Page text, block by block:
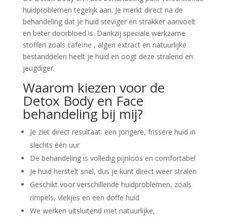
huidproblemen tegelijk aan. Je merkt direct na de
behandeling dat je huid steviger en strakker aanvoelt
en beter doorbloed is. Dankzij speciale werkzame
stoffen zoals cafeïne , algen extract en natuurlijke
bestanddelen heelt je huid en oogt deze stralend en
jeugdiger.
Waarom kiezen voor de
Detox Body en Face
behandeling bij mij?
Je ziet direct resultaat: een jongere, frissere huid in
slechts één uur
De behandeling is volledig pijnloos en comfortabel
Je huid herstelt snel, dus je kunt direct weer stralen
Geschikt voor verschillende huidproblemen, zoals
rimpels, vlekjes en een doffe huid
We werken uitsluitend met natuurlijke,